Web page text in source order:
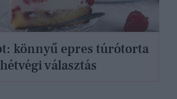
könnyű epres túrótorta
választás